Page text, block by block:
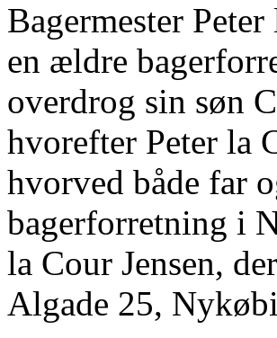
Bagermester
en ældre
overdrog sin søn
hvorefter Peter la
hvorved både far
bagerforretning i
la Cour Jensen,
Algade 25,